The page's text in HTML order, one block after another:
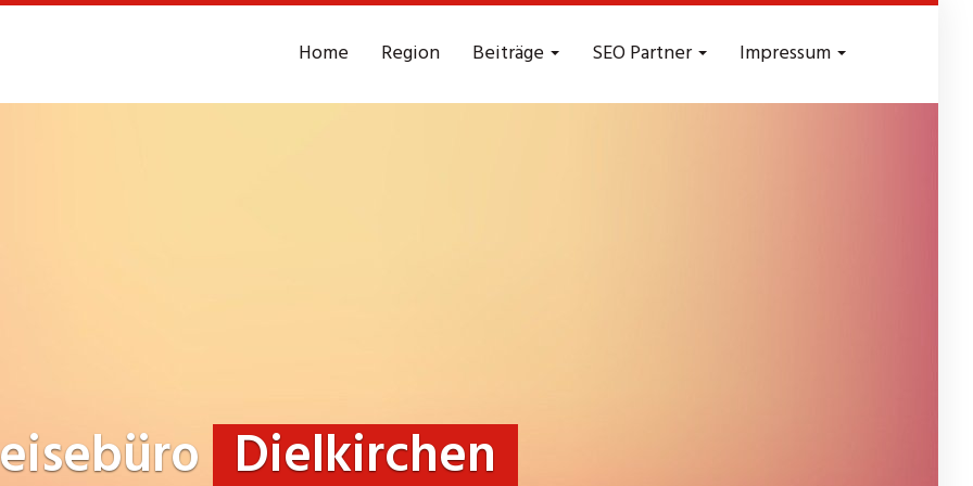
Home Region Beiträge SEO Partner Impressum
Dielkirchen